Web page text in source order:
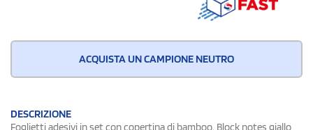
ACQUISTA UN CAMPIONE NEUTRO
DESCRIZIONE
Foglietti adesivi in set con copertina di bamboo. Block notes giallo